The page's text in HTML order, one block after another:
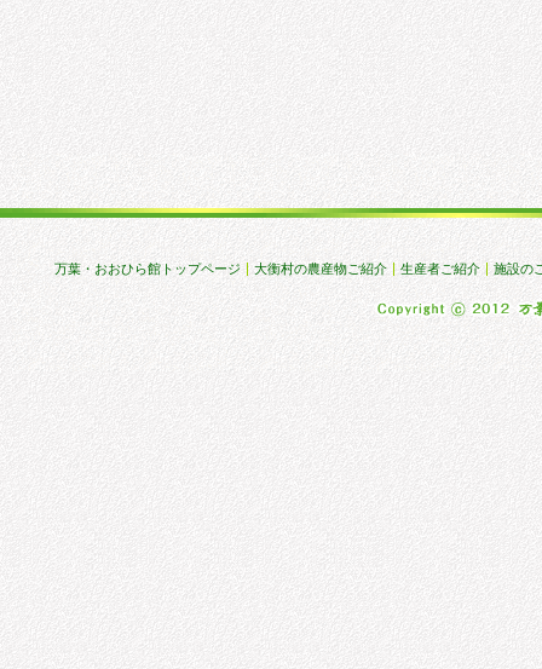
万葉・おおひら館トップページ 大衡村の農産物ご紹介 生産者ご紹介 施設の